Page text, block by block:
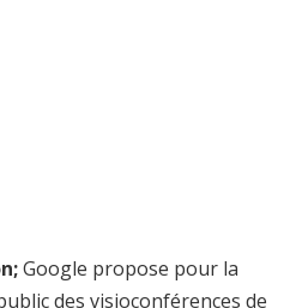
Google propose pour la
des visioconférences de